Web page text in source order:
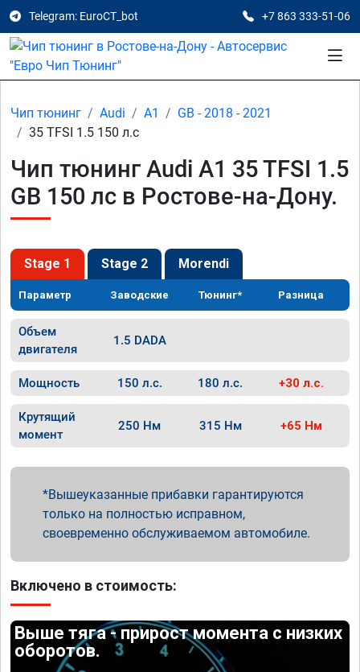
Telegram: EuroCT_bot +7 863 333-51-06
Чип тюнинг Audi A1
GB - 2018 - 2021
35 TFSI 1.5 150 л.с
Чип тюнинг Audi A1 35 TFSI 1.5
GB 150 лс в Ростове-на-Дону.
Stage 1 Stage 2 Morendi
Параметр Заводские Тюнинг* Разница
Объем
двигателя
1.5 DADA
Мощность 150 л.с. 180 л.с. +30 л.с.
Крутящий
момент
250 Нм 315 Нм +65 Нм
Вышеуказанные прибавки гарантируются
только на полностью исправном,
своевременно обслуживаемом автомобиле.
Включено в стоимость:
Выше тяга - прирост момента с низких
оборотов.